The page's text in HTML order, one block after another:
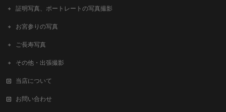
証明写真、ポートレートの写真撮影
お宮参りの写真
ご長寿写真
その他・出張撮影
当店について
お問い合わせ